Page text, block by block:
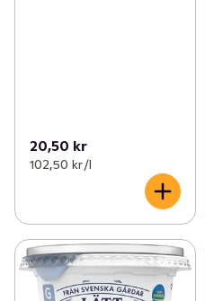
20,50 kr
102,50 kr /l